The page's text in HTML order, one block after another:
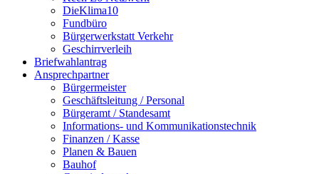
DieKlima10
Fundbüro
Bürgerwerkstatt Verkehr
Geschirrverleih
Briefwahlantrag
Ansprechpartner
Bürgermeister
Geschäftsleitung / Personal
Bürgeramt / Standesamt
Informations- und Kommunikationstechnik
Finanzen / Kasse
Planen & Bauen
Bauhof